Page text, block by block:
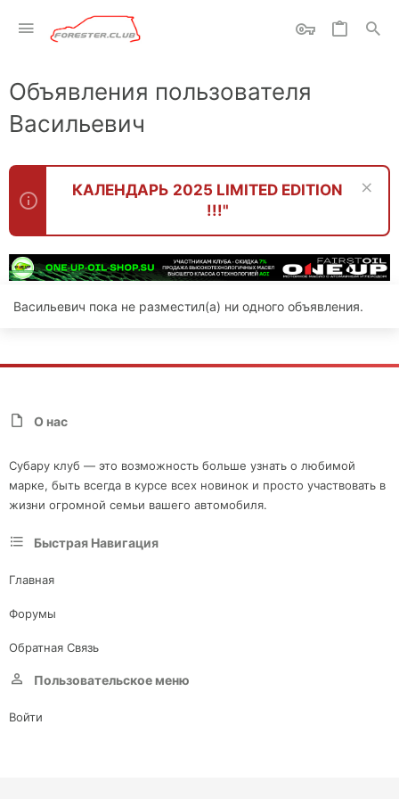
Объявления пользователя
Васильевич
КАЛЕНДАРЬ 2025 LIMITED EDITION
!!!"
Васильевич пока не разместил(а) ни одного объявления.
О нас
Субару клуб — это возможность больше узнать о любимой
марке, быть всегда в курсе всех новинок и просто участвовать в
жизни огромной семьи вашего автомобиля.
Быстрая Навигация
Главная
Форумы
Обратная Связь
Пользовательское меню
Войти